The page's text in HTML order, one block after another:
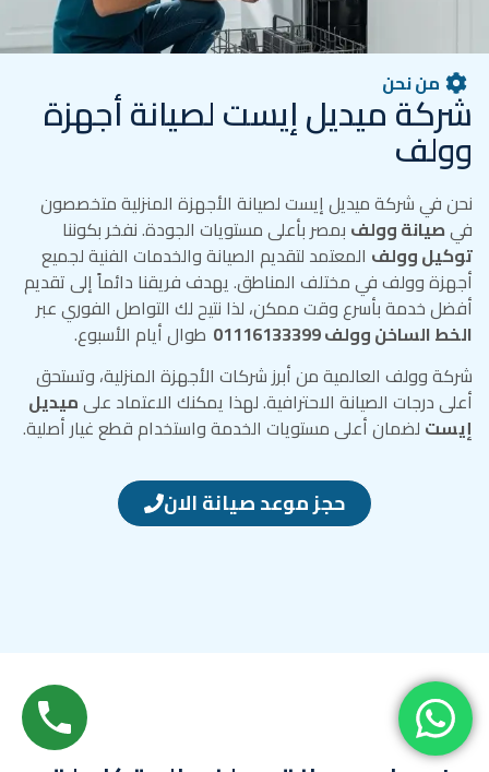
من نحن
شركة ميديل إيست لصيانة أجهزة
وولف
نحن في شركة ميديل إيست لصيانة الأجهزة المنزلية متخصصون
فيصيانة وولف بمصر بأعلى مستويات الجودة. نفخر بكوننا
توكيل وولف المعتمد لتقديم الصيانة والخدمات الفنية لجميع
أجهزة وولف في مختلف المناطق. يهدف فريقنا دائماً إلى تقديم
أفضل خدمة بأسرع وقت ممكن، لذا نتيح لك التواصل الفوري عبر
الخط الساخن وولف 01116133399
طوال أيام الأسبوع.
شركة وولف العالمية من أبرز شركات الأجهزة المنزلية، وتستحق
أعلى درجات الصيانة الاحترافية. لهذا يمكنك الاعتماد علىميديل
إيست لضمان أعلى مستويات الخدمة واستخدام قطع غيار أصلية.
حجز موعد صيانة الان